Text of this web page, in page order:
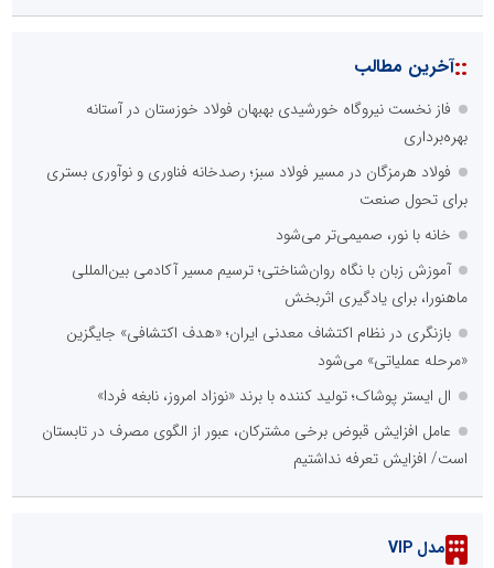
::آخرین مطالب
فاز نخست نیروگاه خورشیدی بهبهان فولاد خوزستان در آستانه
بهره‌برداری
فولاد هرمزگان در مسیر فولاد سبز؛ رصدخانه فناوری و نوآوری بستری
برای تحول صنعت
خانه با نور، صمیمی‌تر می‌شود
آموزش زبان با نگاه روان‌شناختی؛ ترسیم مسیر آکادمی بین‌المللی
ماهنورا، برای یادگیری اثربخش
بازنگری در نظام اکتشاف معدنی ایران؛ «هدف اکتشافی» جایگزین
«مرحله عملیاتی» می‌شود
ال ایستر پوشاک؛ تولید کننده با برند «نوزاد امروز، نابغه فردا»
عامل افزایش قبوض برخی مشترکان، عبور از الگوی مصرف در تابستان
است/ افزایش تعرفه نداشتیم
مدل VIP